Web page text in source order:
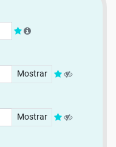
Mostrar
Mostrar